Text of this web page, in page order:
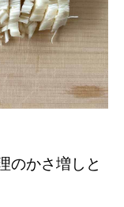
のかさ増しと